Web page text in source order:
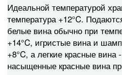
Идеальной температурой
температура +12°C.
белые вина обычно при
+14°C, игристые вина и
+8°C, а легкие красные вина
насыщенные красные вина